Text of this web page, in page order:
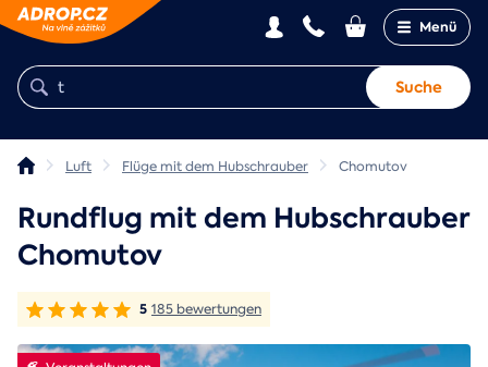
Menü
Suche
Luft Flüge mit dem Hubschrauber Chomutov
Rundflug mit dem Hubschrauber
Chomutov
5 185 bewertungen